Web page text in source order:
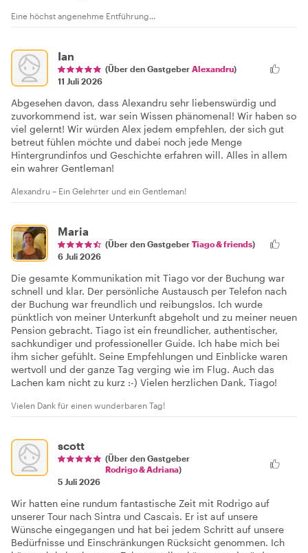
Eine höchst angenehme Entführung...
Ian
(Über den Gastgeber Alexandru)
11 Juli 2026
Abgesehen davon, dass Alexandru sehr liebenswürdig und
zuvorkommend ist, war sein Wissen phänomenal! Wir haben so
viel gelernt! Wir würden Alex jedem empfehlen, der sich gut
betreut fühlen möchte und dabei noch jede Menge
Hintergrundinfos und Geschichte erfahren will. Alles in allem
ein wahrer Gentleman!
Alexandru – Ein Gelehrter und ein Gentleman!
Maria
(Über den Gastgeber Tiago & friends)
6 Juli 2026
Die gesamte Kommunikation mit Tiago vor der Buchung war
schnell und klar. Der persönliche Austausch per Telefon nach
der Buchung war freundlich und reibungslos. Ich wurde
pünktlich von meiner Unterkunft abgeholt und zu meiner neuen
Pension gebracht. Tiago ist ein freundlicher, authentischer,
sachkundiger und professioneller Guide. Ich habe mich bei
ihm sicher gefühlt. Seine Empfehlungen und Einblicke waren
wertvoll und der ganze Tag verging wie im Flug. Auch das
Lachen kam nicht zu kurz :-) Vielen herzlichen Dank, Tiago!
Vielen Dank für einen wunderbaren Tag!
scott
(Über den Gastgeber
Rodrigo & Adriana)
5 Juli 2026
Wir hatten eine rundum fantastische Zeit mit Rodrigo auf
unserer Tour nach Sintra und Cascais. Er ist auf unsere
Wünsche eingegangen und hat bei jedem Schritt auf unsere
Bedürfnisse und Einschränkungen Rücksicht genommen. Ich